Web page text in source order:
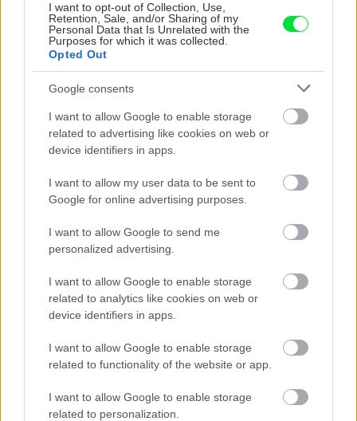
I want to opt-out of Collection, Use,
Retention, Sale, and/or Sharing of my
Personal Data that Is Unrelated with the
Purposes for which it was collected.
Opted Out
Google consents
I want to allow Google to enable storage
related to advertising like cookies on web or
device identifiers in apps.
I want to allow my user data to be sent to
Google for online advertising purposes.
I want to allow Google to send me
personalized advertising.
I want to allow Google to enable storage
related to analytics like cookies on web or
device identifiers in apps.
I want to allow Google to enable storage
related to functionality of the website or app.
I want to allow Google to enable storage
related to personalization.
Májové suroviny v kuchyni:
Čo má teraz najlepšiu chuť
a ako z toho variť
pracovné prostredie medzi
hradom a tokom Dunaja
Aj vás očarila kyslička,
ktorej sa hovorí fialová
ďatelinka?
KOMENTÁRE Pridať komentár